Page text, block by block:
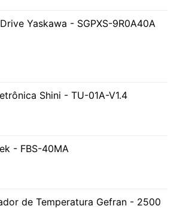
Yaskawa - SGPXS-9R0A40A
Shini - TU-01A-V1.4
- FBS-40MA
de Temperatura Gefran - 2500